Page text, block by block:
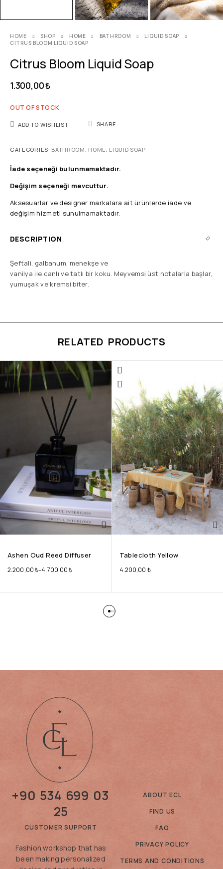
HOME SHOP HOME BATHROOM
LIQUID SOAP
CITRUS BLOOM LIQUID SOAP
Citrus Bloom Liquid Soap
1.300,00₺
OUT OF STOCK
ADD TO WISHLIST SHARE
CATEGORIES: BATHROOM HOME LIQUID SOAP
İade seçeneği bulunmamaktadır.
Değişim seçeneği mevcuttur.
Aksesuarlar ve designer markalara ait ürünlerde iade ve
değişim hizmeti sunulmamaktadır.
DESCRIPTION
Şeftali, galbanum, menekşe ve
vanilya ile canlı ve tatlı bir koku. Meyvemsi üst notalarla başlar,
yumuşak ve kremsi biter.
RELATED PRODUCTS
Ashen Oud Reed Diffuser
2.200,00₺–4.700,00₺
Tablecloth Yellow
4.200,00 ₺
+90 534 699 03
25
CUSTOMER SUPPORT
Fashion workshop that has
been making personalized
ABOUT ECL
FIND US
FAQ
PRIVACY POLICY
TERMS AND CONDITIONS